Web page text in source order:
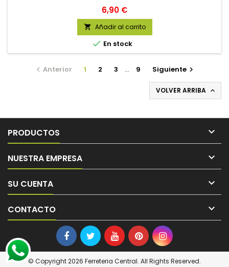
Precio
6,90 €
 Añadir al carrito
 En stock
 Anterior 1 2 3 … 9 Siguiente
VOLVER ARRIBA 
PRODUCTOS 
NUESTRA EMPRESA 
SU CUENTA 
CONTACTO 
© Copyright 2026 Ferreteria Central. All Rights Reserved.